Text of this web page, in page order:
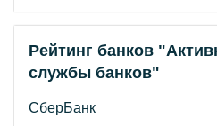
Рейтинг банков
службы банков"
СберБанк